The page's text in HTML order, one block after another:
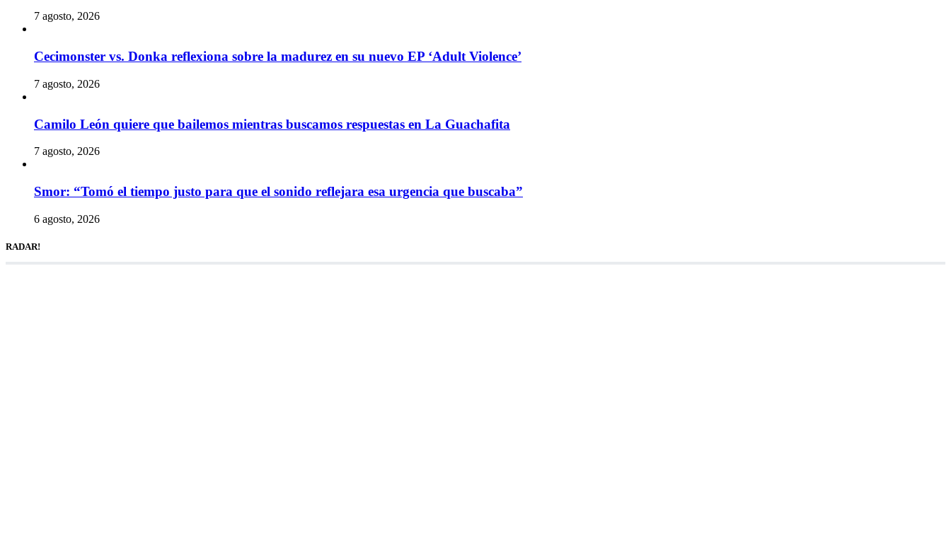
7 agosto, 2026
Cecimonster vs. Donka reflexiona sobre la madurez en su nuevo EP ‘Adult Violence’
7 agosto, 2026
Camilo León quiere que bailemos mientras buscamos respuestas en La Guachafita
7 agosto, 2026
Smor: “Tomó el tiempo justo para que el sonido reflejara esa urgencia que buscaba”
6 agosto, 2026
RADAR!